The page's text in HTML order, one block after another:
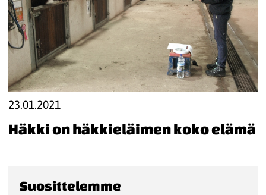
23.01.2021
Häkki on häkkieläimen koko elämä
Suosittelemme